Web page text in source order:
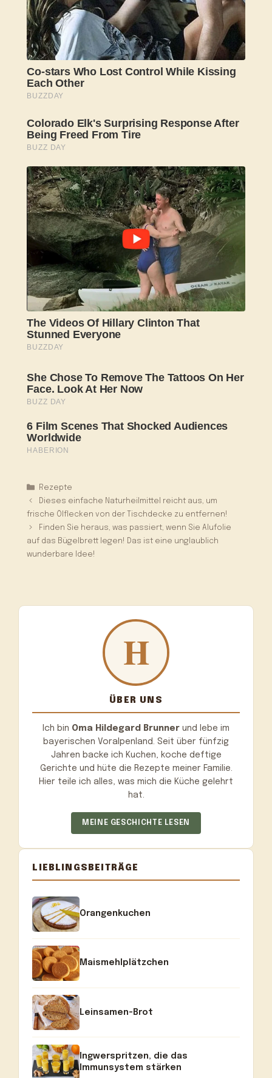
Kategorien
Rezepte
Dieses einfache Naturheilmittel reicht aus, um
frische Ölflecken von der Tischdecke zu entfernen!
Finden Sie heraus, was passiert, wenn Sie Alufolie
auf das Bügelbrett legen! Das ist eine unglaublich
wunderbare Idee!
ÜBER UNS
Ich bin Oma Hildegard Brunner und lebe im
bayerischen Voralpenland. Seit über fünfzig
Jahren backe ich Kuchen, koche deftige
Gerichte und hüte die Rezepte meiner Familie.
Hier teile ich alles, was mich die Küche gelehrt
hat.
MEINE GESCHICHTE LESEN
LIEBLINGSBEITRÄGE
Orangenkuchen
Maismehlplätzchen
Leinsamen-Brot
Ingwerspritzen, die das
Immunsystem stärken